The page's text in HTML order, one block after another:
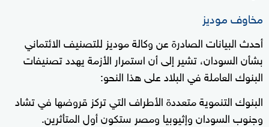
مخاوف موديز
أحدث البيانات الصادرة عن وكالة موديز للتصنيف الائتماني
بشأن السودان، تشير إلى أن استمرار الأزمة يهدد تصنيفات
البنوك العاملة في البلاد على هذا النحو:
البنوك التنموية متعددة الأطراف التي تركز قروضها في تشاد
وجنوب السودان وإثيوبيا ومصر ستكون أول المتأثرين.